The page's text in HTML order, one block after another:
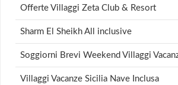
Offerte Villaggi Zeta Club & Resort
Sharm El Sheikh All inclusive
Soggiorni Brevi Weekend Villaggi
Villaggi Vacanze Sicilia Nave Inclusa